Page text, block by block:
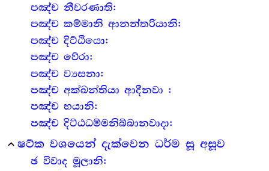
පඤ්ච නීවරණාති:
පඤ්ච කම්මානි ආනන්තරියානි:
පඤ්ච දිට්ඨියො:
පඤ්ච වේරා:
පඤ්ච ව්‍යසනා:
පඤ්ච අක්ඛන්තියා ආදීනවා :
පඤ්ච භයානි:
පඤ්ච දිට්ඨධම්මනිබ්බානවාදා:
expand_less ෂට්ක වශයෙන් දැක්වෙන ධර්ම සූ අසූව
ඡ විවාද මූලානි: